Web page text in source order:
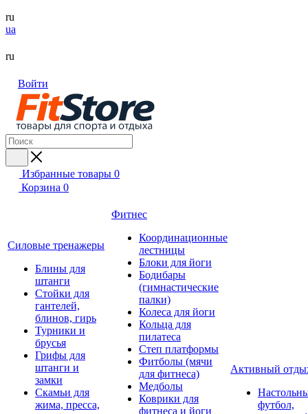
ru
ua
ru
Войти
Избранные товары 0
Корзина 0
Силовые тренажеры
Блины для
штанги
Стойки для
гантелей,
блинов, гирь
Турники и
брусья
Грифы для
штанги и
замки
Скамьи для
жима, пресса,
Фитнес
Координационные
лестницы
Блоки для йоги
Бодибары
(гимнастические
палки)
Колеса для йоги
Кольца для
пилатеса
Степ платформы
Фитболы (мячи
для фитнеса)
Медболы
Коврики для
фитнеса и йоги
Активный
футбол,